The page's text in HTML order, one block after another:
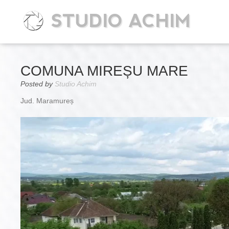
STUDIO ACHIM
COMUNA MIREȘU MARE
Posted byStudio Achim
Jud. Maramureș